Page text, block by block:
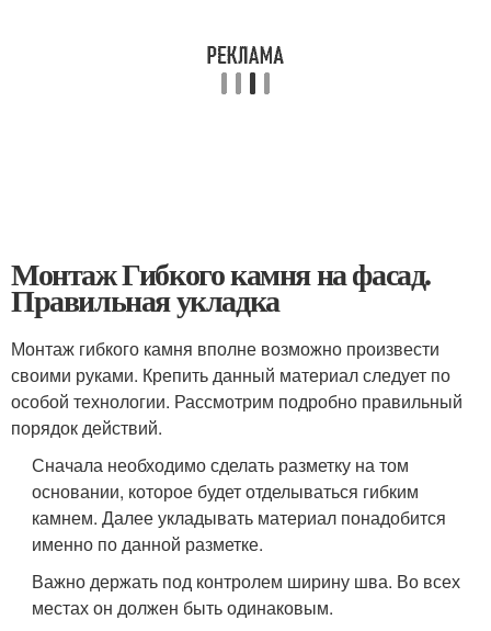
Монтаж Гибкого камня на фасад.
Правильная укладка
Монтаж гибкого камня вполне возможно произвести
своими руками. Крепить данный материал следует по
особой технологии. Рассмотрим подробно правильный
порядок действий.
Сначала необходимо сделать разметку на том
основании, которое будет отделываться гибким
камнем. Далее укладывать материал понадобится
именно по данной разметке.
Важно держать под контролем ширину шва. Во всех
местах он должен быть одинаковым.